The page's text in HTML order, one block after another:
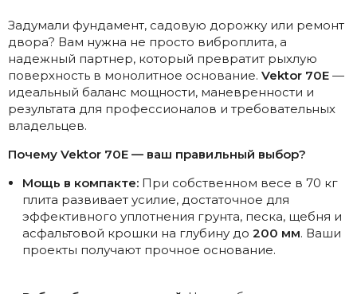
Задумали фундамент, садовую дорожку или ремонт
двора? Вам нужна не просто виброплита, а
надежный партнер, который превратит рыхлую
поверхность в монолитное основание. Vektor 70E —
идеальный баланс мощности, маневренности и
результата для профессионалов и требовательных
владельцев.
Почему Vektor 70E — ваш правильный выбор?
Мощь в компакте: При собственном весе в 70 кг
плита развивает усилие, достаточное для
эффективного уплотнения грунта, песка, щебня и
асфальтовой крошки на глубину до 200 мм. Ваши
проекты получают прочное основание.